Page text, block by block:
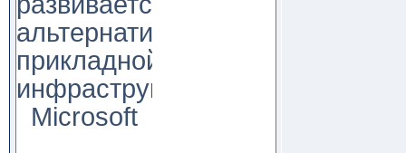
альтернатива
прикладной
инфраструктуре
Microsoft